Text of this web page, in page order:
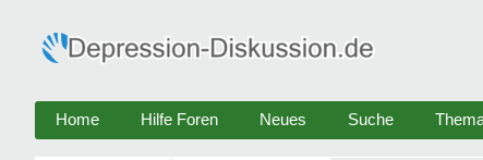
Home Hilfe Foren Neues Suche